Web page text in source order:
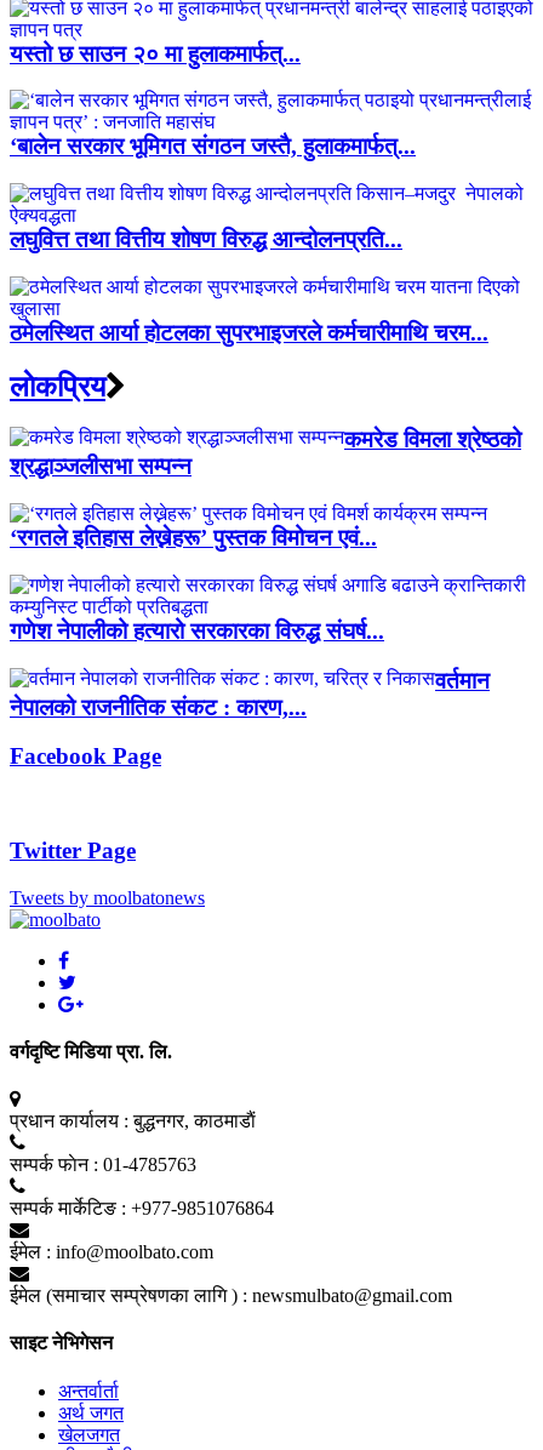
यस्तो छ साउन २० मा हुलाकमार्फत्...
‘बालेन सरकार भूमिगत संगठन जस्तै, हुलाकमार्फत्...
लघुवित्त तथा वित्तीय शोषण विरुद्ध आन्दोलनप्रति...
ठमेलस्थित आर्या होटलका सुपरभाइजरले कर्मचारीमाथि चरम...
लाेकप्रिय
कमरेड विमला श्रेष्ठको
श्रद्धाञ्जलीसभा सम्पन्न
‘रगतले इतिहास लेख्नेहरू’ पुस्तक विमोचन एवं...
गणेश नेपालीको हत्यारो सरकारका विरुद्ध संघर्ष...
वर्तमान
नेपालको राजनीतिक संकट : कारण,...
Facebook Page
Twitter Page
Tweets by moolbatonews
वर्गदृष्टि मिडिया प्रा. लि.
प्रधान कार्यालय : बुद्धनगर, काठमाडाैं
सम्पर्क फाेन : 01-4785763
सम्पर्क मार्केटिङ : +977-9851076864
ईमेल : info@moolbato.com
ईमेल (समाचार सम्प्रेषणका लागि ) : newsmulbato@gmail.com
साइट नेभिगेसन
अन्तर्वार्ता
अर्थ जगत
खेलजगत